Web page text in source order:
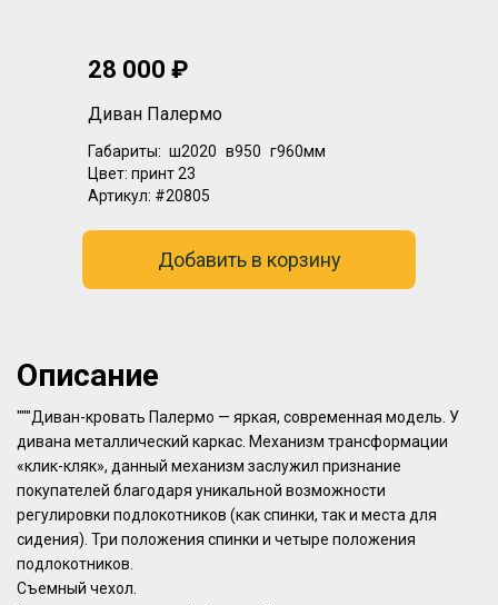
28 000 ₽
Диван Палермо
Габариты: ш2020 в950 г960мм
Цвет: принт 23
Артикул: #20805
Добавить в корзину
Описание
"""Диван-кровать Палермо — яркая, современная модель. У
дивана металлический каркас. Механизм трансформации
«клик-кляк», данный механизм заслужил признание
покупателей благодаря уникальной возможности
регулировки подлокотников (как спинки, так и места для
сидения). Три положения спинки и четыре положения
подлокотников.
Съемный чехол.